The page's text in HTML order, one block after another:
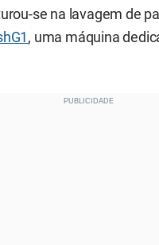
se na lavagem de
, uma máquina